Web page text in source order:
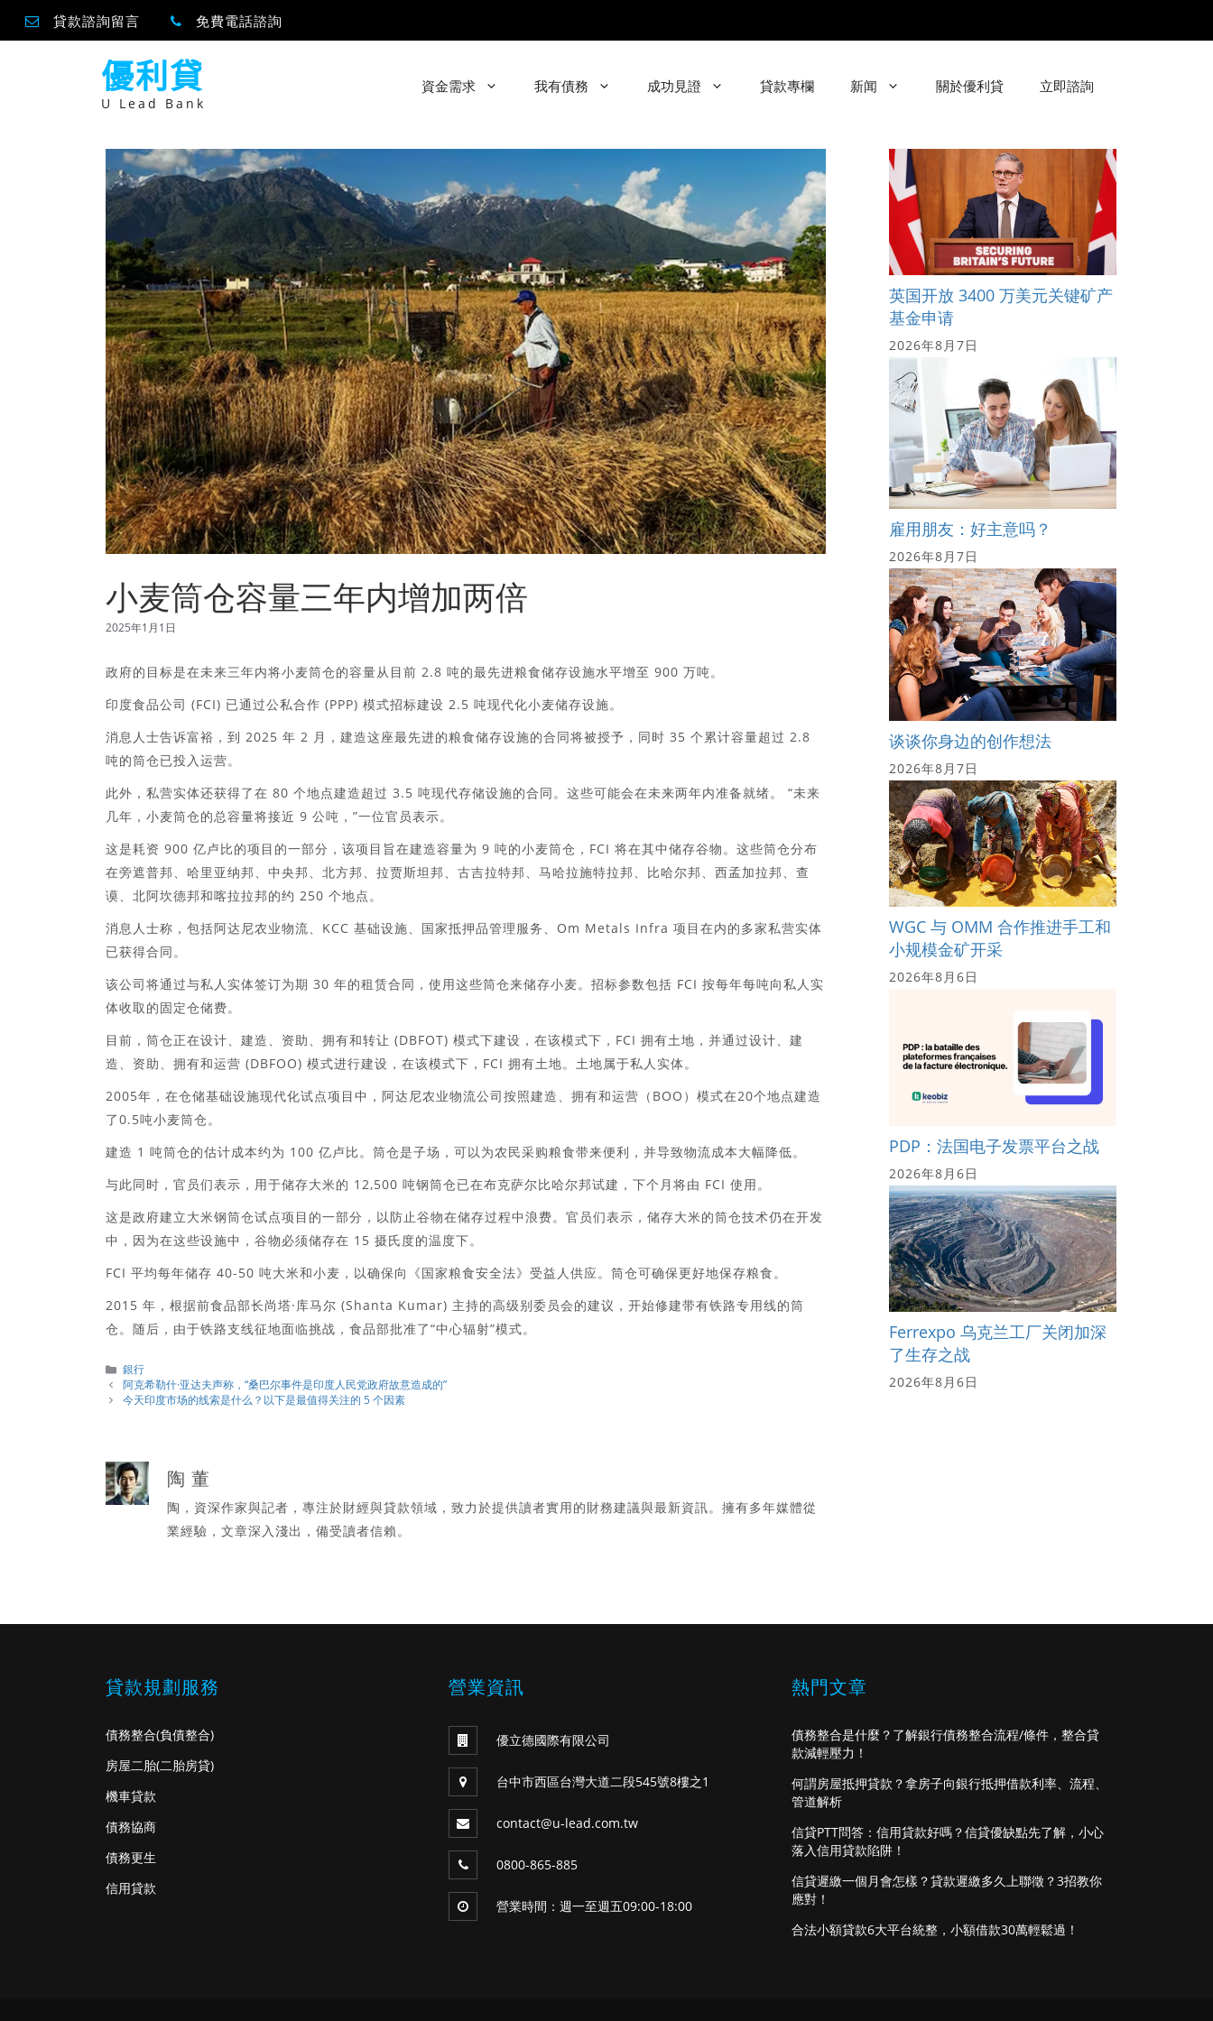
貸款諮詢留言 免費電話諮詢
優利貸
U Lead Bank
資金需求 我有債務 成功見證 貸款專欄 新闻 關於優利貸 立即諮詢
小麦筒仓容量三年内增加两倍
2025年1月1日
政府的目标是在未来三年内将小麦筒仓的容量从目前 2.8 吨的最先进粮食储存设施水平增至 900 万吨。
印度食品公司 (FCI) 已通过公私合作 (PPP) 模式招标建设 2.5 吨现代化小麦储存设施。
消息人士告诉富裕，到 2025 年 2 月，建造这座最先进的粮食储存设施的合同将被授予，同时 35 个累计容量超过 2.8
吨的筒仓已投入运营。
此外，私营实体还获得了在 80 个地点建造超过 3.5 吨现代存储设施的合同。这些可能会在未来两年内准备就绪。 “未来
几年，小麦筒仓的总容量将接近 9 公吨，”一位官员表示。
这是耗资 900 亿卢比的项目的一部分，该项目旨在建造容量为 9 吨的小麦筒仓，FCI 将在其中储存谷物。这些筒仓分布
在旁遮普邦、哈里亚纳邦、中央邦、北方邦、拉贾斯坦邦、古吉拉特邦、马哈拉施特拉邦、比哈尔邦、西孟加拉邦、查
谟、北阿坎德邦和喀拉拉邦的约 250 个地点。
消息人士称，包括阿达尼农业物流、KCC 基础设施、国家抵押品管理服务、Om Metals Infra 项目在内的多家私营实体
已获得合同。
该公司将通过与私人实体签订为期 30 年的租赁合同，使用这些筒仓来储存小麦。招标参数包括 FCI 按每年每吨向私人实
体收取的固定仓储费。
目前，筒仓正在设计、建造、资助、拥有和转让 (DBFOT) 模式下建设，在该模式下，FCI 拥有土地，并通过设计、建
造、资助、拥有和运营 (DBFOO) 模式进行建设，在该模式下，FCI 拥有土地。土地属于私人实体。
2005年，在仓储基础设施现代化试点项目中，阿达尼农业物流公司按照建造、拥有和运营（BOO）模式在20个地点建造
了0.5吨小麦筒仓。
建造 1 吨筒仓的估计成本约为 100 亿卢比。筒仓是子场，可以为农民采购粮食带来便利，并导致物流成本大幅降低。
与此同时，官员们表示，用于储存大米的 12,500 吨钢筒仓已在布克萨尔比哈尔邦试建，下个月将由 FCI 使用。
这是政府建立大米钢筒仓试点项目的一部分，以防止谷物在储存过程中浪费。官员们表示，储存大米的筒仓技术仍在开发
中，因为在这些设施中，谷物必须储存在 15 摄氏度的温度下。
FCI 平均每年储存 40-50 吨大米和小麦，以确保向《国家粮食安全法》受益人供应。筒仓可确保更好地保存粮食。
2015 年，根据前食品部长尚塔·库马尔 (Shanta Kumar) 主持的高级别委员会的建议，开始修建带有铁路专用线的筒
仓。随后，由于铁路支线征地面临挑战，食品部批准了“中心辐射”模式。
分
類
銀行
阿克希勒什·亚达夫声称，“桑巴尔事件是印度人民党政府故意造成的”
今天印度市场的线索是什么？以下是最值得关注的 5 个因素
陶 董
陶，資深作家與記者，專注於財經與貸款領域，致力於提供讀者實用的財務建議與最新資訊。擁有多年媒體從
業經驗，文章深入淺出，備受讀者信賴。
英国开放 3400 万美元关键矿产
基金申请
2026年8月7日
雇用朋友：好主意吗？
2026年8月7日
谈谈你身边的创作想法
2026年8月7日
WGC 与 OMM 合作推进手工和
小规模金矿开采
2026年8月6日
PDP：法国电子发票平台之战
2026年8月6日
Ferrexpo 乌克兰工厂关闭加深
了生存之战
2026年8月6日
貸款規劃服務
債務整合(負債整合)
房屋二胎(二胎房貸)
機車貸款
債務協商
債務更生
信用貸款
營業資訊
優立德國際有限公司
台中市西區台灣大道二段545號8樓之1
contact@u-lead.com.tw
0800-865-885
營業時間：週一至週五09:00-18:00
熱門文章
債務整合是什麼？了解銀行債務整合流程/條件，整合貸
款減輕壓力！
何謂房屋抵押貸款？拿房子向銀行抵押借款利率、流程、
管道解析
信貸PTT問答：信用貸款好嗎？信貸優缺點先了解，小心
落入信用貸款陷阱！
信貸遲繳一個月會怎樣？貸款遲繳多久上聯徵？3招教你
應對！
合法小額貸款6大平台統整，小額借款30萬輕鬆過！